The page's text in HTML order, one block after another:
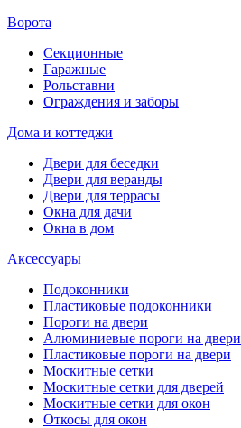
Ворота
Секционные
Гаражные
Рольставни
Ограждения и заборы
Дома и коттеджи
Двери для беседки
Двери для веранды
Двери для террасы
Окна для дачи
Окна в дом
Аксессуары
Подоконники
Пластиковые подоконники
Пороги на двери
Алюминиевые пороги на двери
Пластиковые пороги на двери
Москитные сетки
Москитные сетки для дверей
Москитные сетки для окон
Откосы для окон